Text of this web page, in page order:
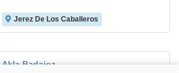
Jerez De Los Caballeros
Akla Badajoz